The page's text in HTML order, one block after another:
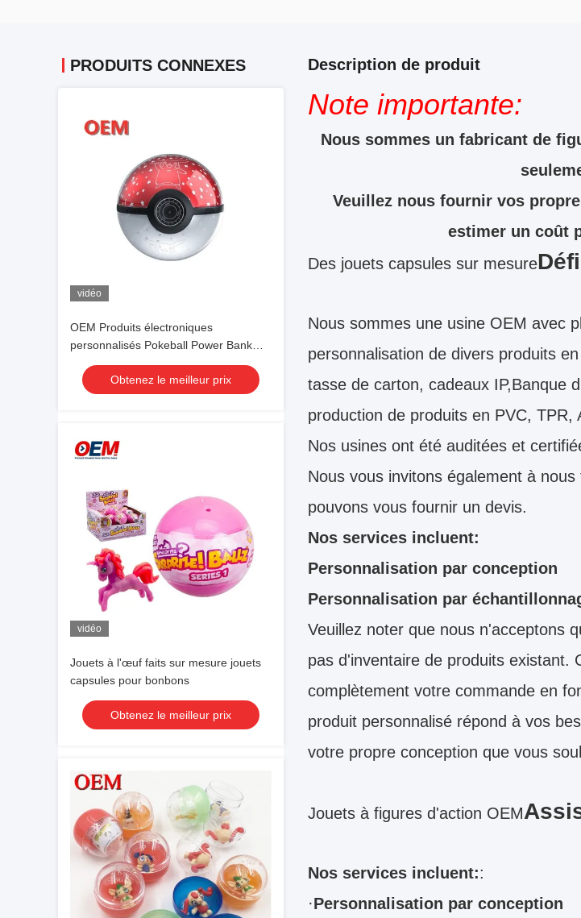
PRODUITS CONNEXES
vidéo
OEM Produits électroniques
personnalisés Pokeball Power Bank
faire des jouets à l'œuf
Obtenez le meilleur prix
vidéo
Jouets à l'œuf faits sur mesure jouets
capsules pour bonbons
Obtenez le meilleur prix
Description de produit
Note importante:
Nous sommes un fabricant de
Veuillez nous fournir vos
estimer un coût
Des jouets capsules sur mesure
Nous sommes une usine OEM avec
personnalisation de divers produits
tasse de carton, cadeaux IP,Banque
production de produits en PVC, TPR,
Nos usines ont été auditées et
Nous vous invitons également à
pouvons vous fournir un devis.
Nos services incluent:
Personnalisation par conception
Personnalisation par
Veuillez noter que nous n'acceptons
pas d'inventaire de produits existant.
complètement votre commande en
produit personnalisé répond à vos
votre propre conception que vous
Jouets à figures d'action OEM
Nos services incluent::
·Personnalisation par conception